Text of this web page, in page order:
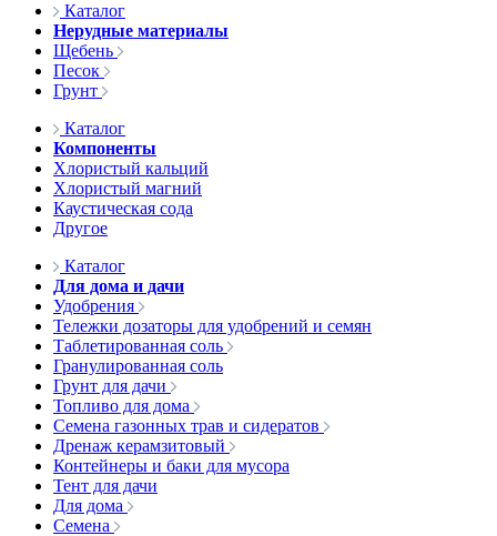
Каталог
Нерудные материалы
Щебень
Песок
Грунт
Каталог
Компоненты
Хлористый кальций
Хлористый магний
Каустическая сода
Другое
Каталог
Для дома и дачи
Удобрения
Тележки дозаторы для удобрений и семян
Таблетированная соль
Гранулированная соль
Грунт для дачи
Топливо для дома
Семена газонных трав и сидератов
Дренаж керамзитовый
Контейнеры и баки для мусора
Тент для дачи
Для дома
Семена